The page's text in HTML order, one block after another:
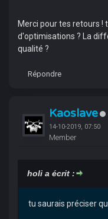
Merci pour tes retours !
d'optimisations ? La
qualité ?
Répondre
Kaoslave
14-10-2019, 07:50
Member
holi a écrit :
tu saurais préciser